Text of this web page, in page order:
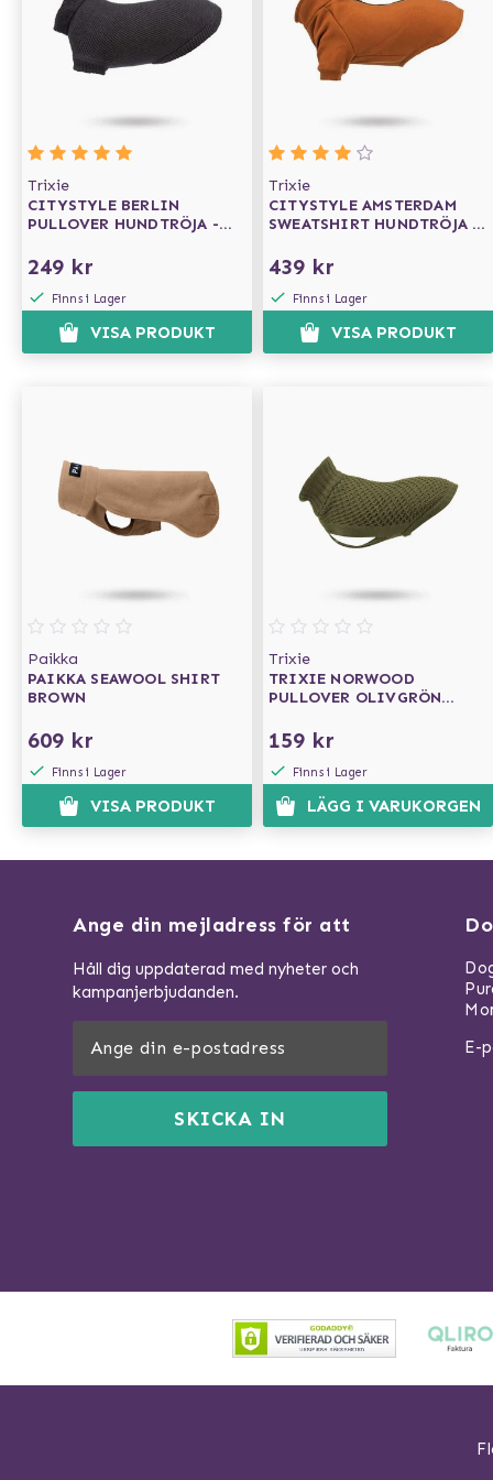
Trixie
CITYSTYLE BERLIN
PULLOVER HUNDTRÖJA -
249 kr
Finns i Lager
VISA PRODUKT
Trixie
CITYSTYLE AMSTERDAM
SWEATSHIRT HUNDTRÖJA -
439 kr
Finns i Lager
VISA PRODUKT
Paikka
PAIKKA SEAWOOL SHIRT
BROWN
609 kr
Finns i Lager
VISA PRODUKT
Trixie
TRIXIE NORWOOD
PULLOVER OLIVGRÖN
159 kr
Finns i Lager
LÄGG I VARUKORGEN
Ange din mejladress för att
Håll dig uppdaterad med nyheter och
kampanjerbjudanden.
SKICKA IN
E-